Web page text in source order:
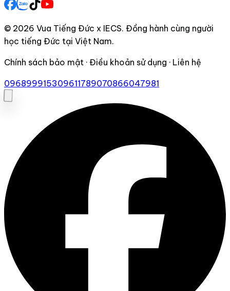
© 2026 Vua Tiếng Đức x IECS. Đồng hành cùng người
học tiếng Đức tại Việt Nam.
Chính sách bảo mật · Điều khoản sử dụng · Liên hệ
096899915309611789070866047981